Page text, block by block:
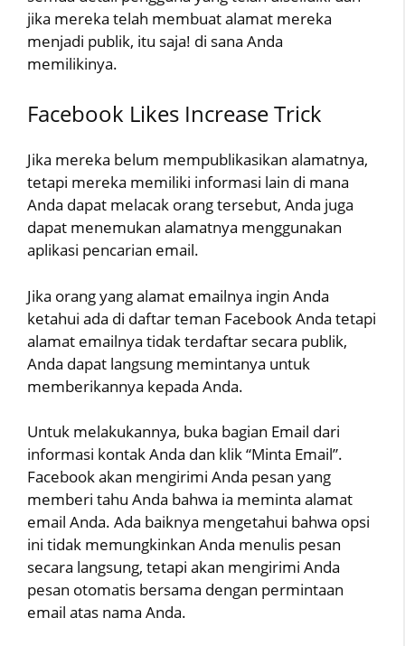
jika mereka telah membuat alamat mereka
menjadi publik, itu saja! di sana Anda
memilikinya.
Facebook Likes Increase Trick
Jika mereka belum mempublikasikan alamatnya,
tetapi mereka memiliki informasi lain di mana
Anda dapat melacak orang tersebut, Anda juga
dapat menemukan alamatnya menggunakan
aplikasi pencarian email.
Jika orang yang alamat emailnya ingin Anda
ketahui ada di daftar teman Facebook Anda tetapi
alamat emailnya tidak terdaftar secara publik,
Anda dapat langsung memintanya untuk
memberikannya kepada Anda.
Untuk melakukannya, buka bagian Email dari
informasi kontak Anda dan klik “Minta Email”.
Facebook akan mengirimi Anda pesan yang
memberi tahu Anda bahwa ia meminta alamat
email Anda. Ada baiknya mengetahui bahwa opsi
ini tidak memungkinkan Anda menulis pesan
secara langsung, tetapi akan mengirimi Anda
pesan otomatis bersama dengan permintaan
email atas nama Anda.